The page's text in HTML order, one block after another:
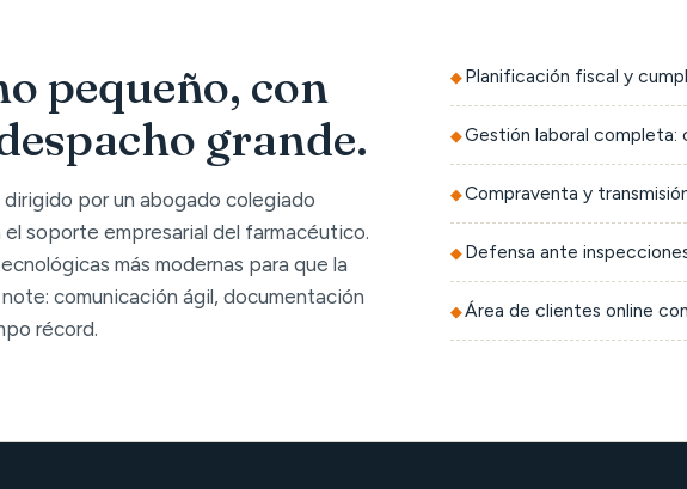
pequeño, con
grande.
por un abogado colegiado
soporte empresarial del farmacéutico.
más modernas para que la
comunicación ágil, documentación
récord.
Planificación fiscal y
Gestión laboral completa:
Compraventa y
Defensa ante
Área de clientes online